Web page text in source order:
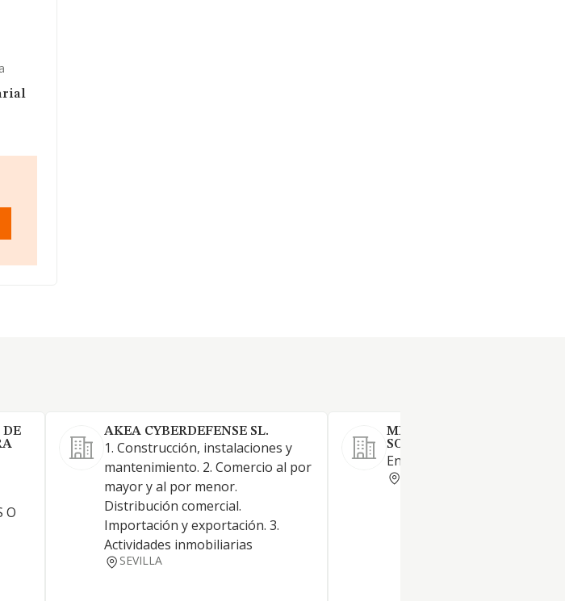
DE
O
AKEA CYBERDEFENSE SL.
1. Construcción, instalaciones y
mantenimiento. 2. Comercio al por
mayor y al por menor.
Distribución comercial.
Importación y exportación. 3.
Actividades inmobiliarias
SEVILLA
MPUERTASR
SOCIEDAD LIMITADA.
Ensayos y análisis técnicos